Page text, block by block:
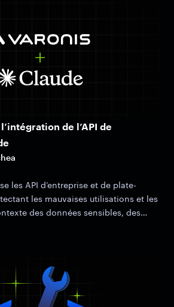
de l’API de
les API d’entreprise et de plate-
les mauvaises utilisations et les
des données sensibles, des